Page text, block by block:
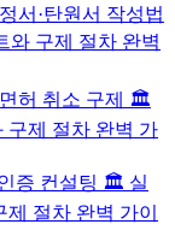
서·탄원서 작성법
구제 절차 완벽
허 취소 구제 🏛️
구제 절차 완벽 가
증 컨설팅 🏛️ 실
절차 완벽 가이